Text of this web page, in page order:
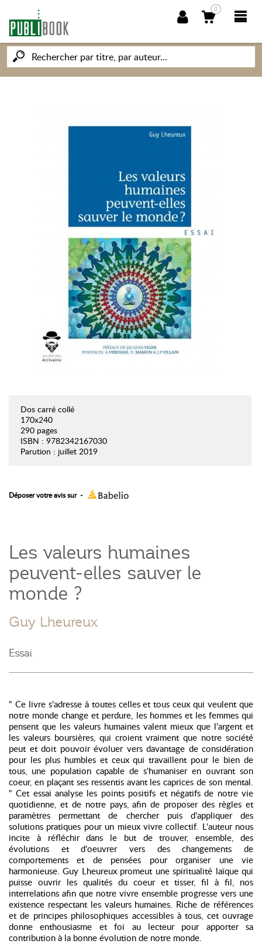
0
NOUVEAUTÉS
SOCIÉTÉ DES ÉCRIVAINS
CONNAISSANCES ET SAVOIRS
MON PETIT ÉDITEUR
Dos carré collé
170x240
290 pages
ISBN : 9782342167030
Parution : juillet 2019
Déposer votre avis sur -
Les valeurs humaines
peuvent-elles sauver le
monde ?
Guy Lheureux
Essai
" Ce livre s'adresse à toutes celles et tous ceux qui veulent que
notre monde change et perdure, les hommes et les femmes qui
pensent que les valeurs humaines valent mieux que l'argent et
les valeurs boursières, qui croient vraiment que notre société
peut et doit pouvoir évoluer vers davantage de considération
pour les plus humbles et ceux qui travaillent pour le bien de
tous, une population capable de s'humaniser en ouvrant son
coeur, en plaçant ses ressentis avant les caprices de son mental.
" Cet essai analyse les points positifs et négatifs de notre vie
quotidienne, et de notre pays, afin de proposer des règles et
paramètres permettant de chercher puis d'appliquer des
solutions pratiques pour un mieux vivre collectif. L'auteur nous
incite à réfléchir dans le but de trouver, ensemble, des
évolutions et d'oeuvrer vers des changements de
comportements et de pensées pour organiser une vie
harmonieuse. Guy Lheureux promeut une spiritualité laïque qui
puisse ouvrir les qualités du coeur et tisser, fil à fil, nos
interrelations afin que notre vivre ensemble progresse vers une
existence respectant les valeurs humaines. Riche de références
et de principes philosophiques accessibles à tous, cet ouvrage
donne enthousiasme et foi au lecteur pour apporter sa
contribution à la bonne évolution de notre monde.